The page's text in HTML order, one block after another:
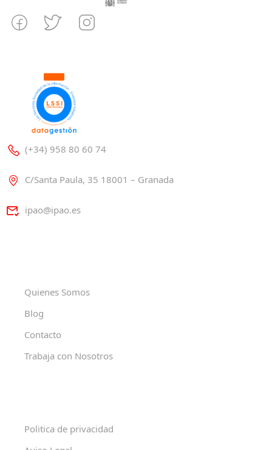
(+34) 958 80 60 74
C/Santa Paula, 35 18001 – Granada
ipao@ipao.es
Quienes Somos
Blog
Contacto
Trabaja con Nosotros
Politica de privacidad